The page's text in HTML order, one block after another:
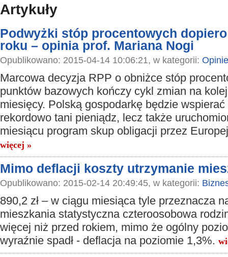
Artykuły
Podwyżki stóp procentowych dopiero
roku – opinia prof. Mariana Nogi
Opublikowano: 2015-04-14 10:06:21, w kategorii: Opinie
Marcowa decyzja RPP o obniżce stóp
punktów bazowych kończy cykl zmian na
miesięcy. Polską gospodarkę będzie
rekordowo tani pieniądz, lecz także
miesiącu program skup obligacji przez
więcej »
Mimo deflacji koszty utrzymanie
Opublikowano: 2015-02-14 20:49:45, w kategorii:
890,2 zł – w ciągu miesiąca tyle przeznacza
mieszkania statystyczna czteroosobowa
więcej niż przed rokiem, mimo że ogólny
wyraźnie spadł - deflacja na poziomie 1,3%.